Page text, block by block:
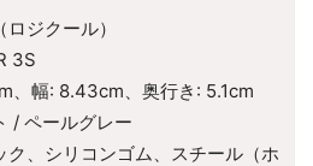
ジクール）
3S
、幅: 8.43cm、奥行き: 5.1cm
/ ペールグレー
ク、シリコンゴム、スチール（ホ